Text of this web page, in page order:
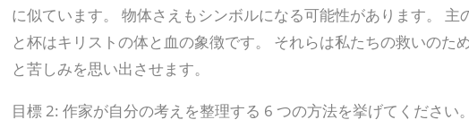
に似ています。 物体さえもシンボルになる可能性があります。 主
と杯はキリストの体と血の象徴です。 それらは私たちの救いのた
と苦しみを思い出させます。
目標 2: 作家が自分の考えを整理する 6 つの方法を挙げてください。